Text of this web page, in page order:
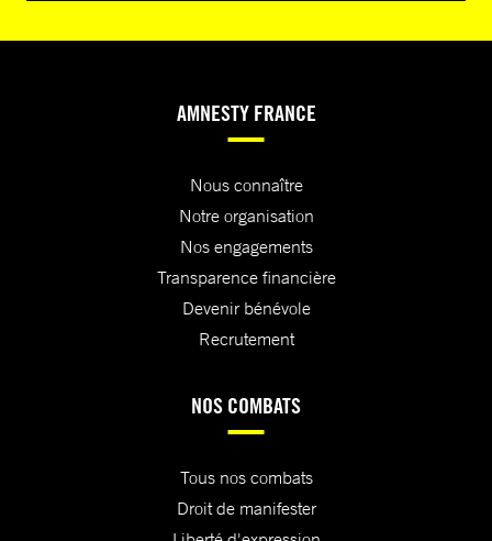
AMNESTY FRANCE
Nous connaître
Notre organisation
Nos engagements
Transparence financière
Devenir bénévole
Recrutement
NOS COMBATS
Tous nos combats
Droit de manifester